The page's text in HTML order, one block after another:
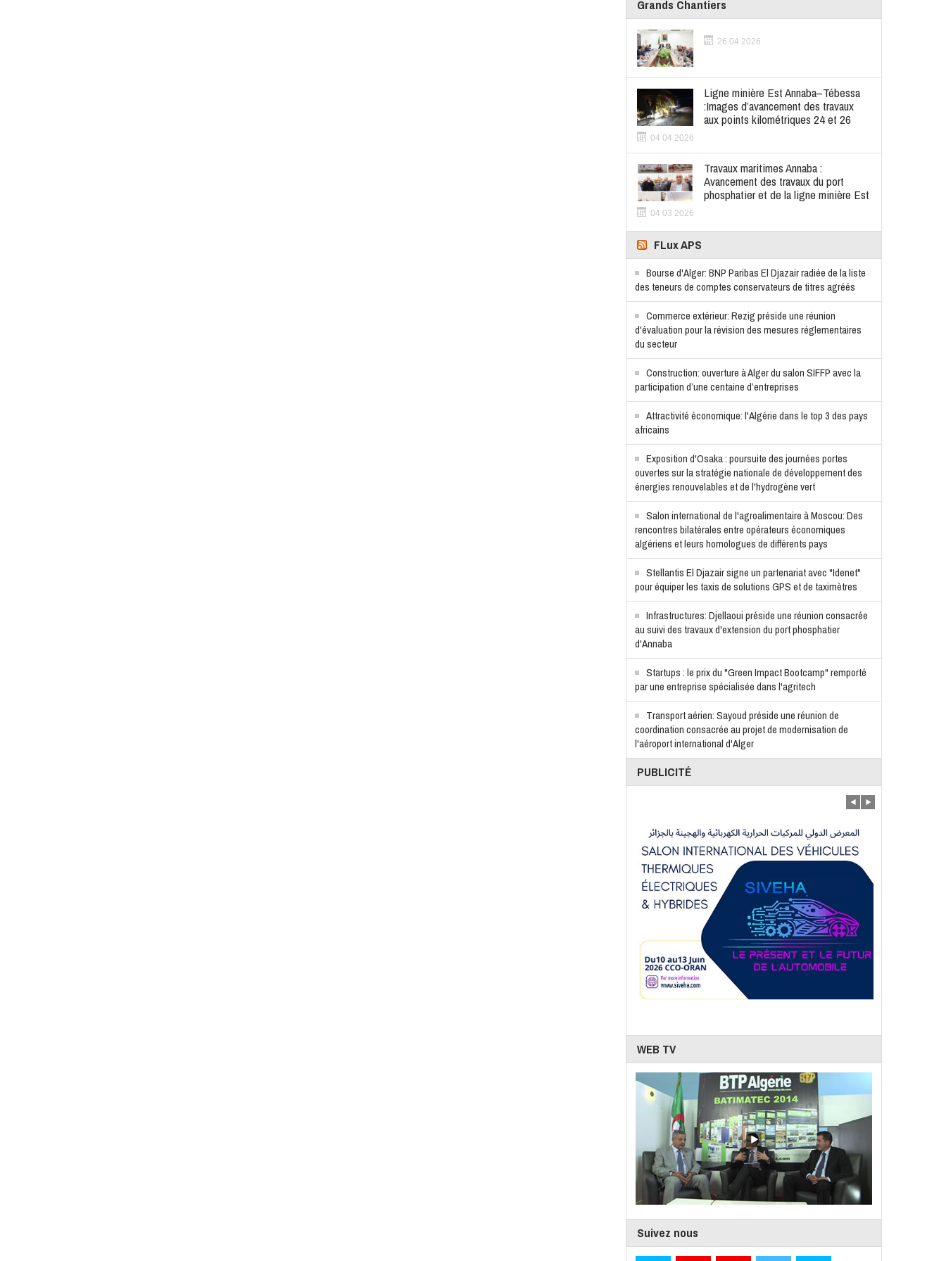
Grands Chantiers
26 04 2026
Ligne minière Est Annaba–Tébessa
:Images d’avancement des travaux
aux points kilométriques 24 et 26
04 04 2026
Travaux maritimes Annaba :
Avancement des travaux du port
phosphatier et de la ligne minière Est
04 03 2026
FLux APS
Bourse d'Alger: BNP Paribas El Djazair radiée de la liste
des teneurs de comptes conservateurs de titres agréés
Commerce extérieur: Rezig préside une réunion
d'évaluation pour la révision des mesures réglementaires
du secteur
Construction: ouverture à Alger du salon SIFFP avec la
participation d’une centaine d’entreprises
Attractivité économique: l'Algérie dans le top 3 des pays
africains
Exposition d'Osaka : poursuite des journées portes
ouvertes sur la stratégie nationale de développement des
énergies renouvelables et de l'hydrogène vert
Salon international de l'agroalimentaire à Moscou: Des
rencontres bilatérales entre opérateurs économiques
algériens et leurs homologues de différents pays
Stellantis El Djazair signe un partenariat avec "Idenet"
pour équiper les taxis de solutions GPS et de taximètres
Infrastructures: Djellaoui préside une réunion consacrée
au suivi des travaux d'extension du port phosphatier
d'Annaba
Startups : le prix du "Green Impact Bootcamp" remporté
par une entreprise spécialisée dans l'agritech
Transport aérien: Sayoud préside une réunion de
coordination consacrée au projet de modernisation de
l'aéroport international d'Alger
PUBLICITÉ
WEB TV
Suivez nous